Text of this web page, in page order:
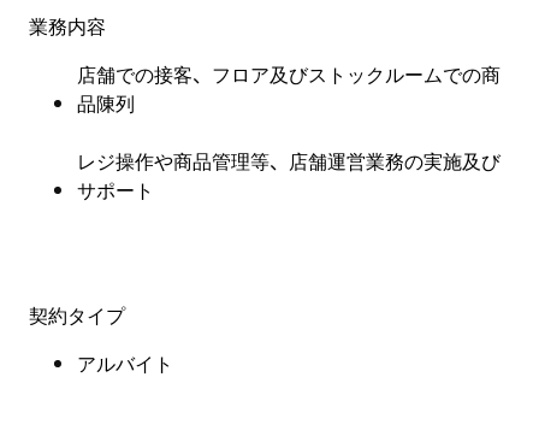
業務内容
店舗での接客、フロア及びストックルームでの商
品陳列
レジ操作や商品管理等、店舗運営業務の実施及び
サポート
契約タイプ
アルバイト